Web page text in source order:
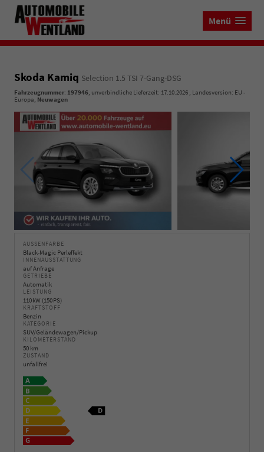
Menü
Skoda Kamiq Selection 1.5 TSI 7-Gang-DSG
Fahrzeugnummer: 197946, unverbindliche Lieferzeit: 17.10.2026 , Landesversion: EU -
Europa, Neuwagen
AUSSENFARBE
Black-Magic Perleffekt
INNENAUSSTATTUNG
auf Anfrage
GETRIEBE
Automatik
LEISTUNG
110 kW (150 PS)
KRAFTSTOFF
Benzin
KATEGORIE
SUV/Geländewagen/Pickup
KILOMETERSTAND
50 km
ZUSTAND
unfallfrei